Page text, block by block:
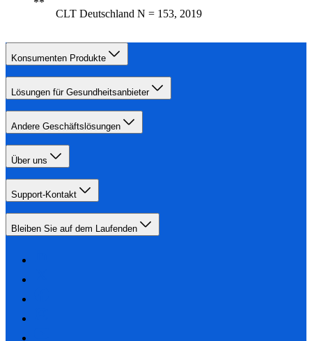
CLT Deutschland N = 153, 2019
Konsumenten Produkte
Lösungen für Gesundheitsanbieter
Andere Geschäftslösungen
Über uns
Support-Kontakt
Bleiben Sie auf dem Laufenden